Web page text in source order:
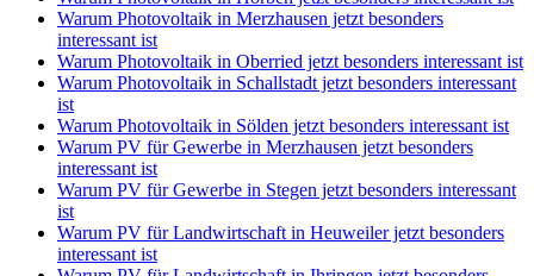
Warum Photovoltaik in Merzhausen jetzt besonders
interessant ist
Warum Photovoltaik in Oberried jetzt besonders interessant ist
Warum Photovoltaik in Schallstadt jetzt besonders interessant
ist
Warum Photovoltaik in Sölden jetzt besonders interessant ist
Warum PV für Gewerbe in Merzhausen jetzt besonders
interessant ist
Warum PV für Gewerbe in Stegen jetzt besonders interessant
ist
Warum PV für Landwirtschaft in Heuweiler jetzt besonders
interessant ist